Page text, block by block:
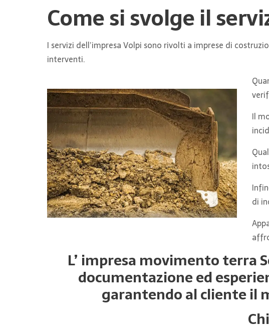
Come si svolge il
I servizi dell’impresa Volpi sono rivolti a imprese di
interventi.
Il
di
L’ impresa movimento terra
documentazione ed
garantendo al cliente il